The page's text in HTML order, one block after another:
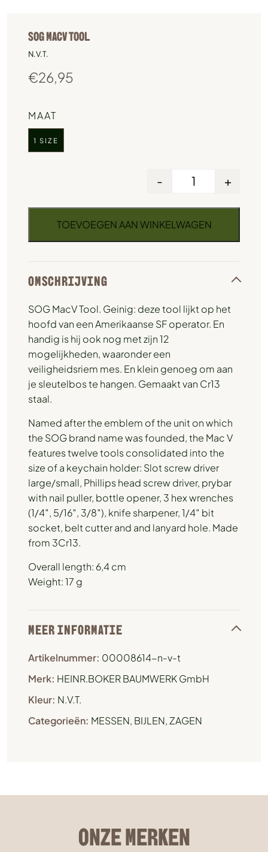
SOG MACV TOOL
N.V.T.
€26,95
MAAT
1 SIZE
- +
TOEVOEGEN AAN WINKELWAGEN
OMSCHRIJVING
SOG MacV Tool. Geinig: deze tool lijkt op het
hoofd van een Amerikaanse SF operator. En
handig is hij ook nog met zijn 12
mogelijkheden, waaronder een
veiligheidsriem mes. En klein genoeg om aan
je sleutelbos te hangen. Gemaakt van Cr13
staal.
Named after the emblem of the unit on which
the SOG brand name was founded, the Mac V
features twelve tools consolidated into the
size of a keychain holder: Slot screw driver
large/small, Phillips head screw driver, prybar
with nail puller, bottle opener, 3 hex wrenches
(1/4″, 5/16″, 3/8″), knife sharpener, 1/4″ bit
socket, belt cutter and and lanyard hole. Made
from 3Cr13.
Overall length: 6,4 cm
Weight: 17 g
MEER INFORMATIE
Artikelnummer: 00008614-n-v-t
Merk: HEINR.BOKER BAUMWERK GmbH
Kleur: N.V.T.
Categorieën: MESSEN, BIJLEN, ZAGEN
ONZE MERKEN